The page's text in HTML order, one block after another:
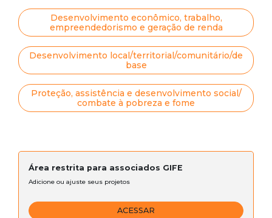
Desenvolvimento econômico, trabalho,
empreendedorismo e geração de renda
Desenvolvimento local/territorial/comunitário/de
base
Proteção, assistência e desenvolvimento social/
combate à pobreza e fome
Área restrita para associados GIFE
Adicione ou ajuste seus projetos
ACESSAR